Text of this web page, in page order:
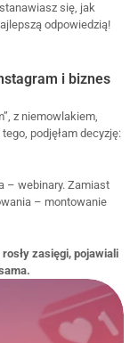
się, jak
odpowiedzią!
i biznes
z niemowlakiem,
– webinary. Zamiast
– montowanie
rosły zasięgi, pojawiali